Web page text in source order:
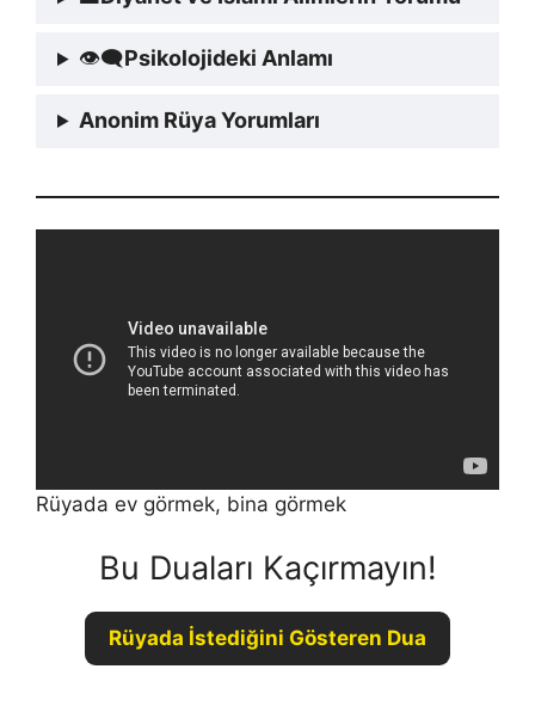
👁‍🗨Psikolojideki Anlamı
Anonim Rüya Yorumları
Rüyada ev görmek, bina görmek
Bu Duaları Kaçırmayın!
Rüyada İstediğini Gösteren Dua